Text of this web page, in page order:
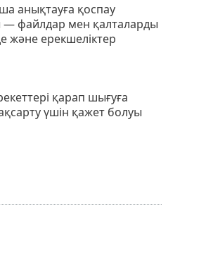
анықтауға қоспау
— файлдар мен қалталарды
және ерекшеліктер
қарап шығуға
үшін қажет болуы